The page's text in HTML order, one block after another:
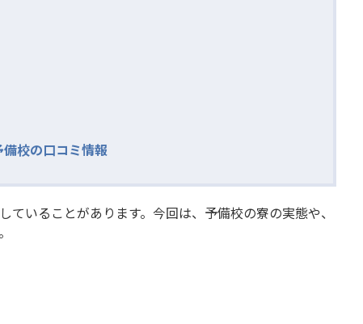
校の口コミ情報
いることがあります。今回は、予備校の寮の実態や、